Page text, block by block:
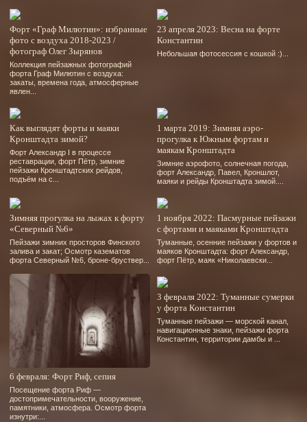
Форт «Граф Милютин»: избранные
фото с воздуха 2018-2023 /
фотограф Олег Зырянов
Коллекция пейзажных фотографий
форта Граф Милютин с воздуха:
закаты, времена года, атмосферные
явлен...
23 апреля 2023: Весна на форте
Константин
Небольшая фотосессия с кошкой :)...
Как выглядят форты и маяки
Кронштадта зимой?
Форт Александр І в процессе
реставрации, форт Пётр, зимние
пейзажи Кронштадтских рейдов,
подъём на с...
1 марта 2019: Зимняя аэро-
прогулка к Южным фортам и
маякам Кронштадта
Зимние аэрофото, солнечная погода,
форт Александр, Павел, Кроншлот,
маяки и рейды Кронштадта зимой....
Зимняя прогулка на лыжах к форту
«Северный №6»
Пейзажи зимних просторов Финского
залива и закат; Осмотр казематов
форта Северный №6, броне-бруствер...
1 ноября 2022: Пасмурные пейзажи
с фортами и маяками Кронштадта
Туманные, осенние пейзажи у фортов и
маяков Кронштадта: форт Александр,
форт Пётр, маяк «Николаевски...
6 февраля: Форт Риф, сепия
Посещение форта Риф —
достопримечательности, вооружение,
памятники, атмосфера. Осмотр форта
изнутри:...
3 февраля 2022: Туманные сумерки
у форта Константин
Туманные пейзажи — морской канал,
навигационные знаки, пейзажи форта
Константин, территории дамбы и ...